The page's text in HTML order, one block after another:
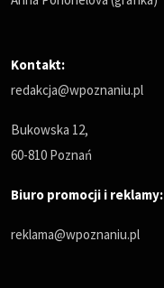
Kontakt:
redakcja@wpoznaniu.pl
Bukowska 12,
60-810 Poznań
Biuro promocji i reklamy:
reklama@wpoznaniu.pl